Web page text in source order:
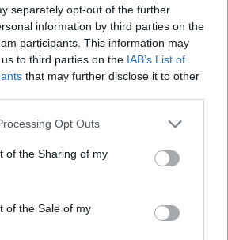
separately opt-out of the further
information by third parties on the
participants. This information may
to third parties on the IAB’s List of
that may further disclose it to other
website/app uses one or more Google
or usage behaviour. You may click to
to Google and its third-party tags to
specified purposes in below Google
Opt Outs
of the Sharing of my
of the Sale of my
”Van néhány lehetőségünk,
persze a Williams jelenti, így
az
Ám ha ezt megtesszük,
lenni, jelenleg azonban nem
helyzetben, amiben
szintjével, így beszélnünk
hozhatnánk azt helyre a